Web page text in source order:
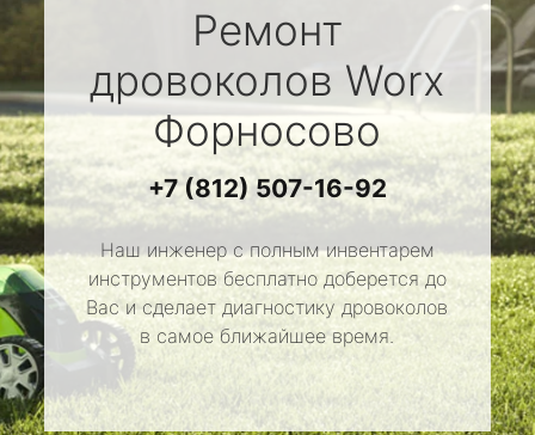
Ремонт
дровоколов Worx
Форносово
+7 (812) 507-16-92
Наш инженер с полным инвентарем
инструментов бесплатно доберется до
Вас и сделает диагностику дровоколов
в самое ближайшее время.